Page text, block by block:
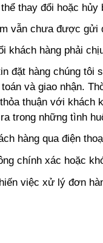
thay đổi hoặc hủy
vẫn chưa được gửi
khách hàng phải
đặt hàng chúng tôi
và giao nhận.
thuận với khách
trong những tình
hàng qua điện
chính xác hoặc
việc xử lý đơn